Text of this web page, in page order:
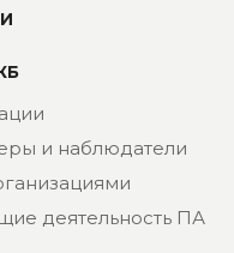
и наблюдатели
деятельность ПА